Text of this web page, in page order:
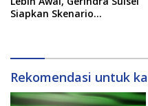
Siapkan Skenario
Rekomendasi untuk